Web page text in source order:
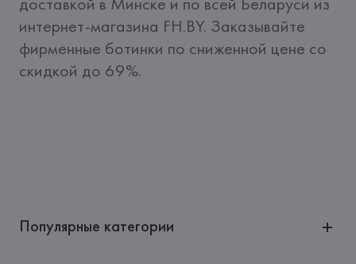
интернет-магазина FH.BY. Заказывайте
фирменные ботинки по сниженной цене со
скидкой до 69%.
Популярные категории